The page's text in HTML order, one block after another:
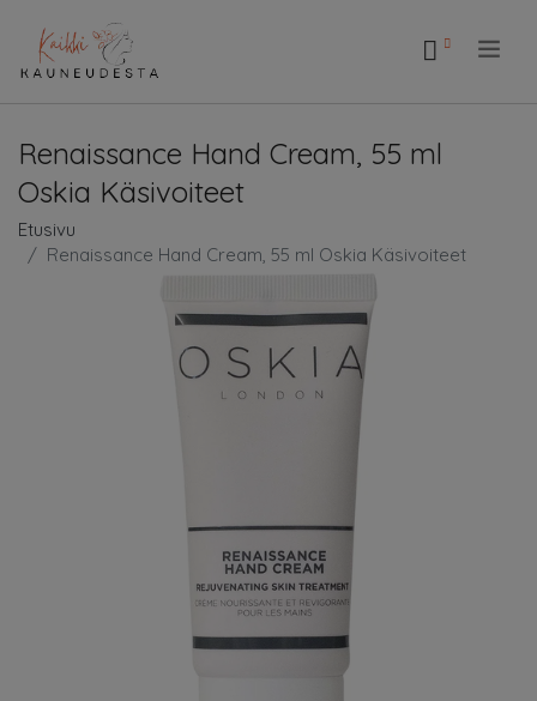
Renaissance Hand Cream, 55 ml
Oskia Käsivoiteet
Etusivu
Renaissance Hand Cream, 55 ml Oskia Käsivoiteet